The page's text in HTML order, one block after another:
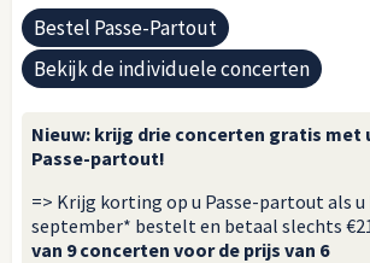
Bestel Passe-Partout
Bekijk de individuele concerten
Nieuw: krijg drie concerten gratis met
Passe-partout!
=> Krijg korting op u Passe-partout als u
september* bestelt en betaal slechts
van 9 concerten voor de prijs van 6